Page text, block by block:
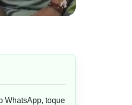
WhatsApp, toque